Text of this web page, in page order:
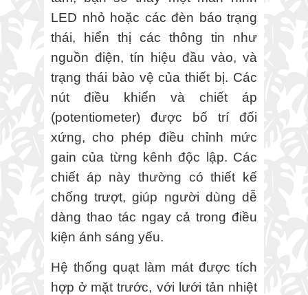
LED nhỏ hoặc các đèn báo trạng
thái, hiển thị các thông tin như
nguồn điện, tín hiệu đầu vào, và
trạng thái bảo vệ của thiết bị. Các
nút điều khiển và chiết áp
(potentiometer) được bố trí đối
xứng, cho phép điều chỉnh mức
gain của từng kênh độc lập. Các
chiết áp này thường có thiết kế
chống trượt, giúp người dùng dễ
dàng thao tác ngay cả trong điều
kiện ánh sáng yếu.
Hệ thống quạt làm mát được tích
hợp ở mặt trước, với lưới tản nhiệt